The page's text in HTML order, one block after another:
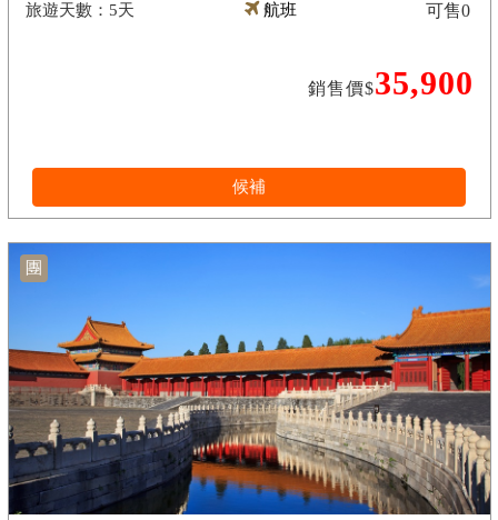
5天 航班
銷售價$35,900
可售0
候補
團